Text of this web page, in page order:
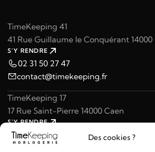
Des cookies ?
TimeKeeping 41
41 Rue Guillaume le Conquérant 14000
S'Y RENDRE
02 31 50 27 47
contact@timekeeping.fr
TimeKeeping 17
17 Rue Saint-Pierre 14000 Caen
S'Y RENDRE
02 31 47 49 97